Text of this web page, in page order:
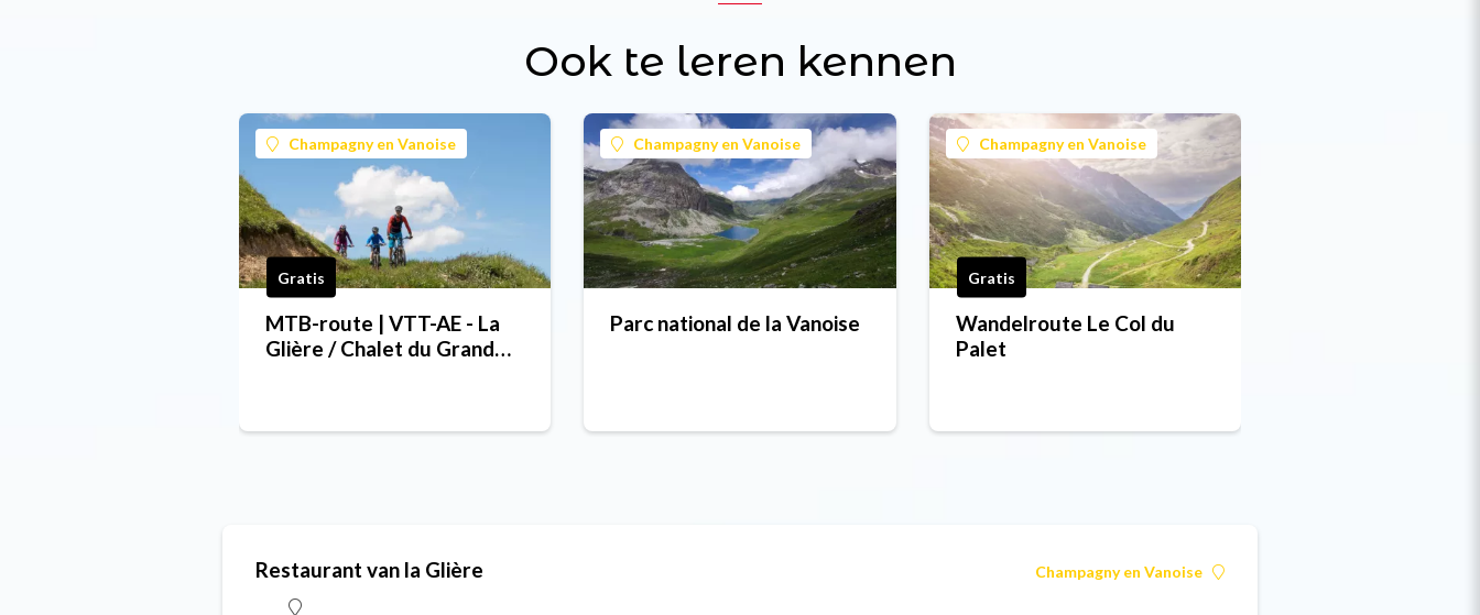
Ook te leren kennen
Champagny en Vanoise
Gratis
MTB-route | VTT-AE - La
Glière / Chalet du Grand
Champagny en Vanoise
Parc national de la Vanoise
Champagny en Vanoise
Gratis
Wandelroute Le Col du
Palet
Restaurant van la Glière Champagny en Vanoise